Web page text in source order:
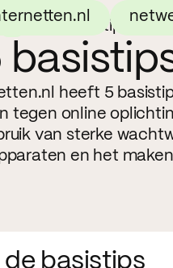
De 5 basistips
heeft 5
tegen online
van sterke
en het
de basistips